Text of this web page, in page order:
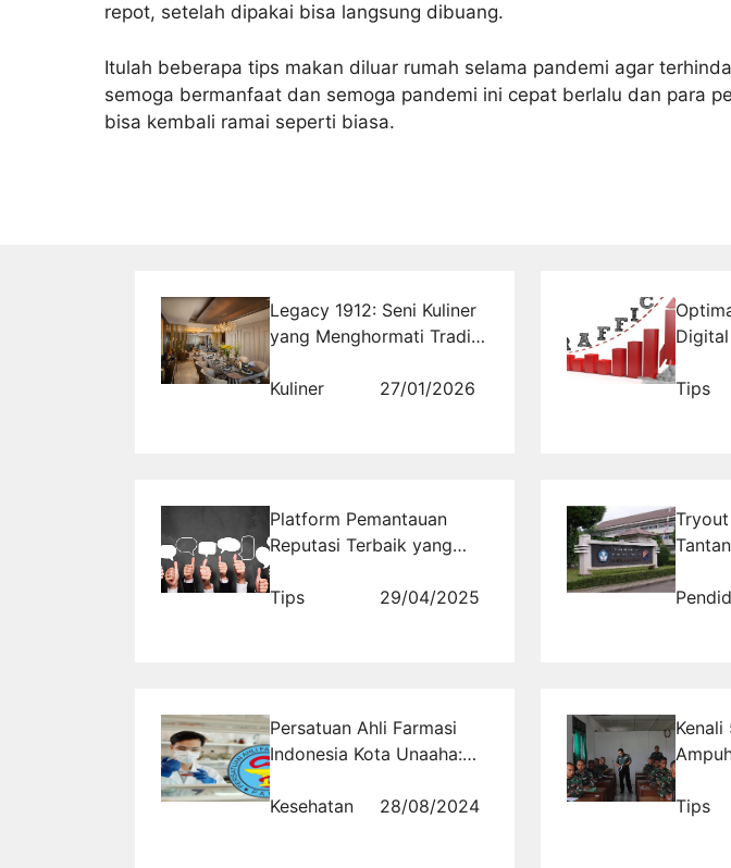
repot, setelah dipakai bisa langsung dibuang.
Itulah beberapa tips makan diluar rumah selama pandemi agar
semoga bermanfaat dan semoga pandemi ini cepat berlalu dan para
bisa kembali ramai seperti biasa.
Legacy 1912: Seni Kuliner
yang Menghormati Tradisi
Kenangan
Kuliner 27/01/2026 Tips
Platform Pemantauan
Reputasi Terbaik yang
Ternama
Tips 29/04/2025
Persatuan Ahli Farmasi
Indonesia Kota Unaaha:
dan Layanan Kesehatan
Kesehatan 28/08/2024
Dasar
Tips